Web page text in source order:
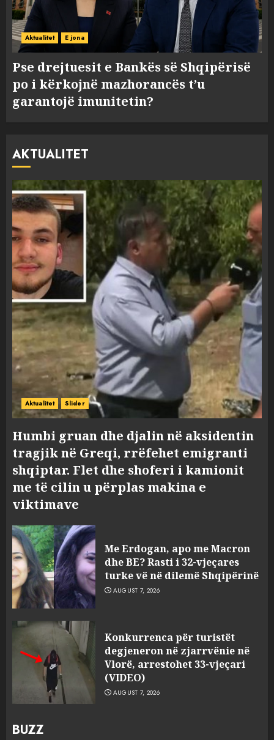
Aktualitet E jona
Pse drejtuesit e Bankës së Shqipërisë
po i kërkojnë mazhorancës t’u
garantojë imunitetin?
AKTUALITET
Aktualitet Slider
Humbi gruan dhe djalin në aksidentin
tragjik në Greqi, rrëfehet emigranti
shqiptar. Flet dhe shoferi i kamionit
me të cilin u përplas makina e
viktimave
Me Erdogan, apo me Macron
dhe BE? Rasti i 32-vjeçares
turke vë në dilemë Shqipërinë
AUGUST 7, 2026
Konkurrenca për turistët
degjeneron në zjarrvënie në
Vlorë, arrestohet 33-vjeçari
(VIDEO)
AUGUST 7, 2026
BUZZ